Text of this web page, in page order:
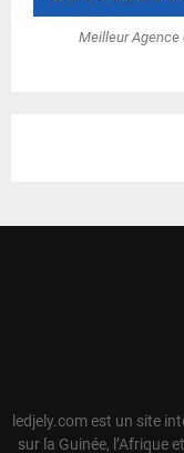
Meilleur Agence
ledjely.com est un site
sur la Guinée, l’Afrique